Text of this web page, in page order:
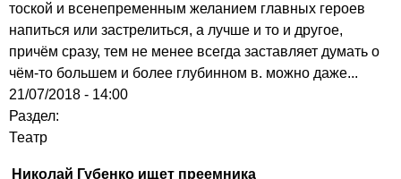
тоской и всенепременным желанием главных героев
напиться или застрелиться, а лучше и то и другое,
причём сразу, тем не менее всегда заставляет думать о
чём-то большем и более глубинном в. можно даже...
21/07/2018 - 14:00
Раздел:
Театр
Николай Губенко ищет преемника